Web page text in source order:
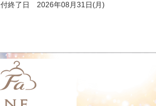
終了日
2026年08月31日(月)